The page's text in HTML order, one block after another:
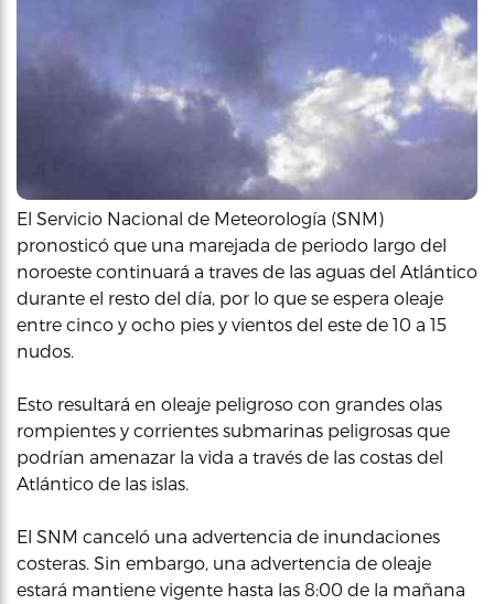
El Servicio Nacional de Meteorología (SNM)
pronosticó que una marejada de periodo largo del
noroeste continuará a traves de las aguas del Atlántico
durante el resto del día, por lo que se espera oleaje
entre cinco y ocho pies y vientos del este de 10 a 15
nudos.
Esto resultará en oleaje peligroso con grandes olas
rompientes y corrientes submarinas peligrosas que
podrían amenazar la vida a través de las costas del
Atlántico de las islas.
El SNM canceló una advertencia de inundaciones
costeras. Sin embargo, una advertencia de oleaje
estará mantiene vigente hasta las 8:00 de la mañana